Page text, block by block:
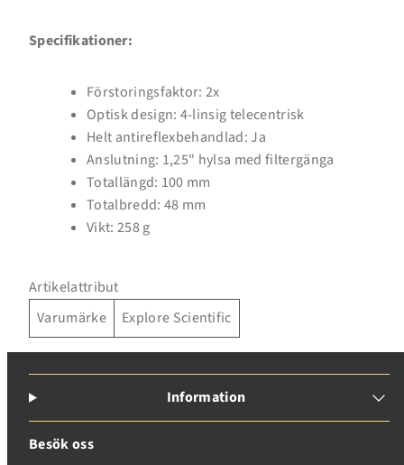
Specifikationer:
Förstoringsfaktor: 2x
Optisk design: 4-linsig telecentrisk
Helt antireflexbehandlad: Ja
Anslutning: 1,25" hylsa med filtergänga
Totallängd: 100 mm
Totalbredd: 48 mm
Vikt: 258 g
Artikelattribut
Varumärke
Explore Scientific
Information
Besök oss